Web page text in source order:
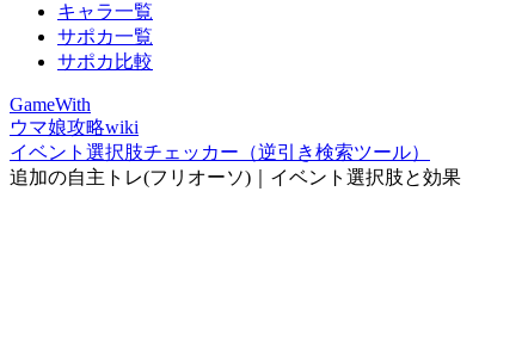
キャラ一覧
サポカ一覧
サポカ比較
GameWith
ウマ娘攻略wiki
イベント選択肢チェッカー（逆引き検索ツール）
追加の自主トレ(フリオーソ)｜イベント選択肢と効果